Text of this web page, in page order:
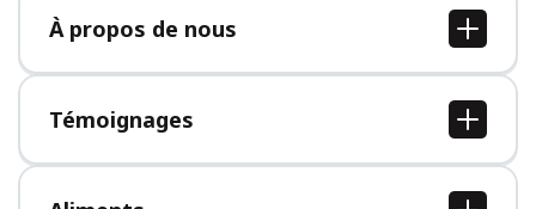
À propos de nous
À propos de nous
Postes
Presse
Témoignages
Tous les témoignages